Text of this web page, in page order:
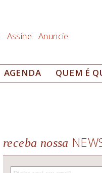
Assine Anuncie
AGENDA QUEM É
receba nossa